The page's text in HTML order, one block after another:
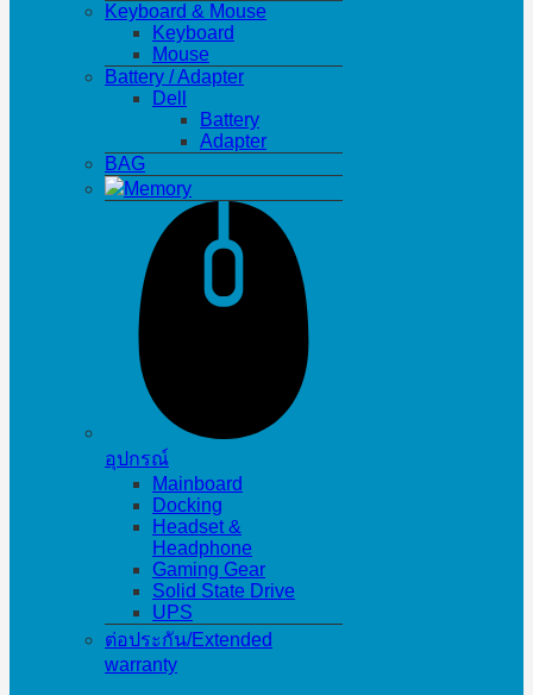
Keyboard & Mouse
Keyboard
Mouse
Battery / Adapter
Dell
Battery
Adapter
BAG
Memory
อุปกรณ์
Mainboard
Docking
Headset &
Headphone
Gaming Gear
Solid State Drive
UPS
ต่อประกัน/Extended
warranty